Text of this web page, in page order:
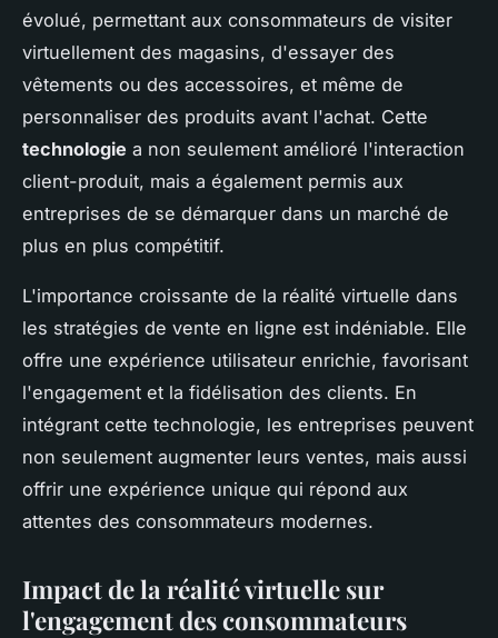
évolué, permettant aux consommateurs de visiter
virtuellement des magasins, d'essayer des
vêtements ou des accessoires, et même de
personnaliser des produits avant l'achat. Cette
technologie a non seulement amélioré l'interaction
client-produit, mais a également permis aux
entreprises de se démarquer dans un marché de
plus en plus compétitif.
L'importance croissante de la réalité virtuelle dans
les stratégies de vente en ligne est indéniable. Elle
offre une expérience utilisateur enrichie, favorisant
l'engagement et la fidélisation des clients. En
intégrant cette technologie, les entreprises peuvent
non seulement augmenter leurs ventes, mais aussi
offrir une expérience unique qui répond aux
attentes des consommateurs modernes.
Impact de la réalité virtuelle sur
l'engagement des consommateurs